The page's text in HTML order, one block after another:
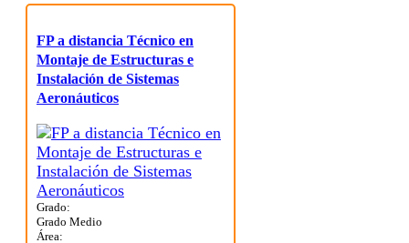
FP a distancia Técnico en
Montaje de Estructuras e
Instalación de Sistemas
Aeronáuticos
Grado:
Grado Medio
Área: